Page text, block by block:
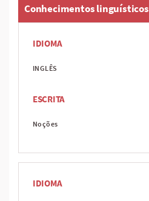
Conhecimentos linguísticos
IDIOMA
INGLÊS
ESCRITA
Noções
IDIOMA